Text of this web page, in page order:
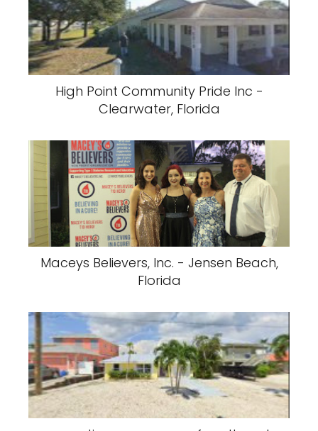
High Point Community Pride Inc -
Clearwater, Florida
Maceys Believers, Inc. - Jensen Beach,
Florida